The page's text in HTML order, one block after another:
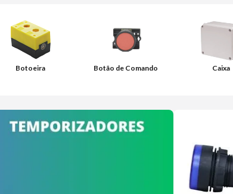
Botoeira Botão de Comando Caixa